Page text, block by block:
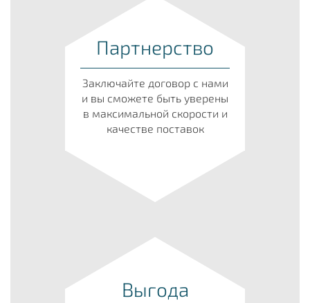
Партнерство
Заключайте договор с нами
и вы сможете быть уверены
в максимальной скорости и
качестве поставок
Выгода